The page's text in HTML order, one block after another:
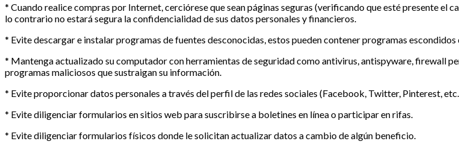
* Cuando realice compras por Internet, cerciórese que sean páginas seguras (verificando que esté presente
lo contrario no estará segura la confidencialidad de sus datos personales y financieros.
* Evite descargar e instalar programas de fuentes desconocidas, estos pueden contener programas
* Mantenga actualizado su computador con herramientas de seguridad como antivirus, antispyware, firewall
programas maliciosos que sustraigan su información.
* Evite proporcionar datos personales a través del perfil de las redes sociales (Facebook, Twitter, Pinterest,
* Evite diligenciar formularios en sitios web para suscribirse a boletines en línea o participar en rifas.
* Evite diligenciar formularios físicos donde le solicitan actualizar datos a cambio de algún beneficio.